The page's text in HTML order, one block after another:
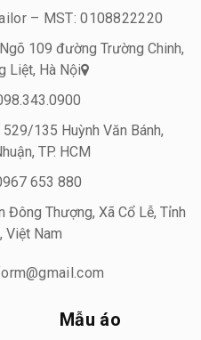
– MST: 0108822220
109 đường Trường Chinh,
Liệt, Hà Nội
135 Huỳnh Văn Bánh,
TP. HCM
653 880
Đông Thượng, Xã Cổ Lễ, Tỉnh
Việt Nam
Mẫu áo